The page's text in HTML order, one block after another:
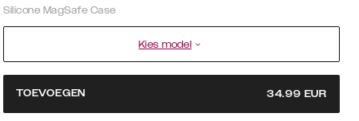
Silicone MagSafe Case
Kies model
TOEVOEGEN 34.99 EUR